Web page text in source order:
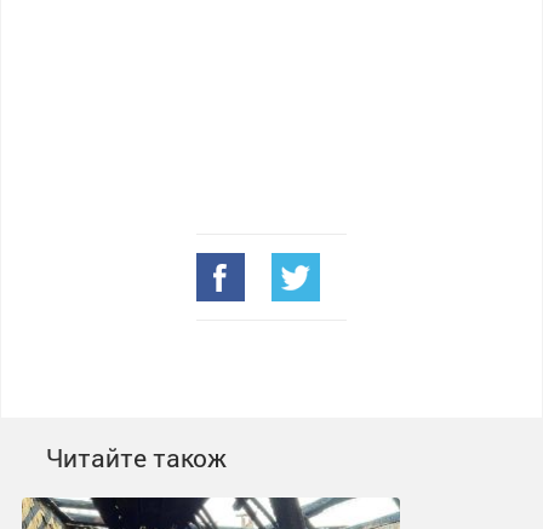
Читайте також